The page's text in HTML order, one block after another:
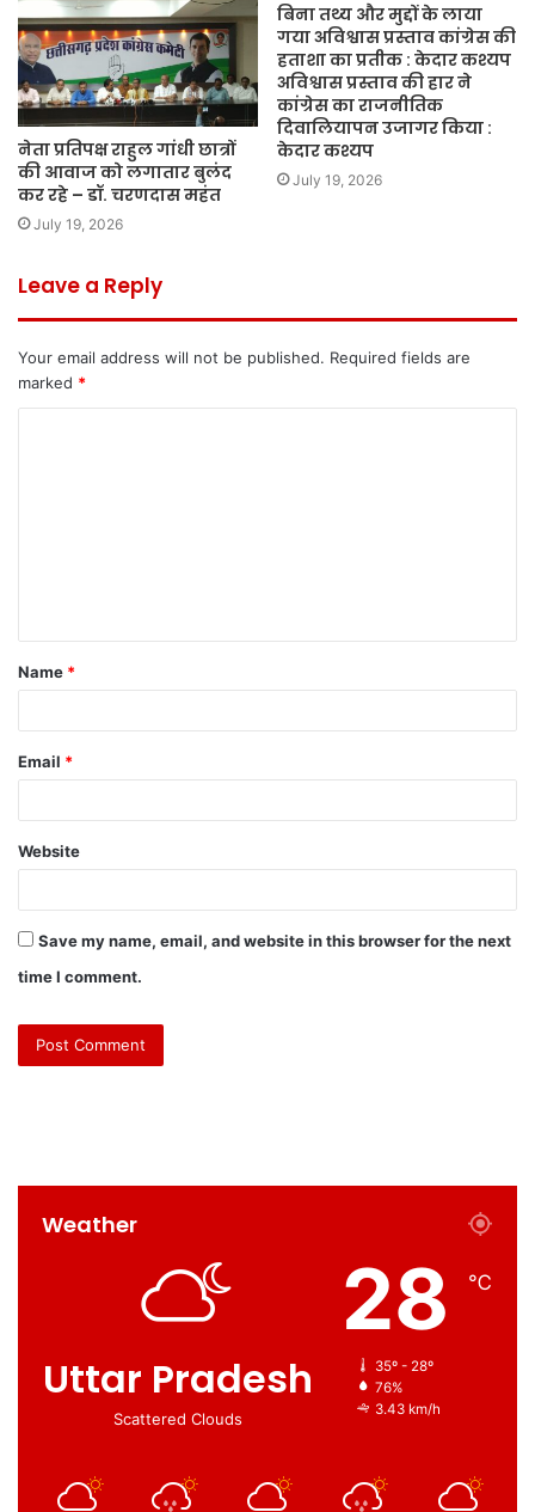
नेता प्रतिपक्ष राहुल गांधी छात्रों
की आवाज को लगातार बुलंद
कर रहे – डॉ. चरणदास महंत
July 19, 2026
बिना तथ्य और मुद्दों के लाया
गया अविश्वास प्रस्ताव कांग्रेस की
हताशा का प्रतीक : केदार कश्यप
अविश्वास प्रस्ताव की हार ने
कांग्रेस का राजनीतिक
दिवालियापन उजागर किया :
केदार कश्यप
July 19, 2026
Leave a Reply
Your email address will not be published. Required fields are
marked *
t
*
Name *
Email *
Website
Save my name, email, and website in this browser for the next
time I comment.
Weather
Uttar Pradesh
Scattered Clouds
28 ℃
35º - 28º
76%
3.43 km/h